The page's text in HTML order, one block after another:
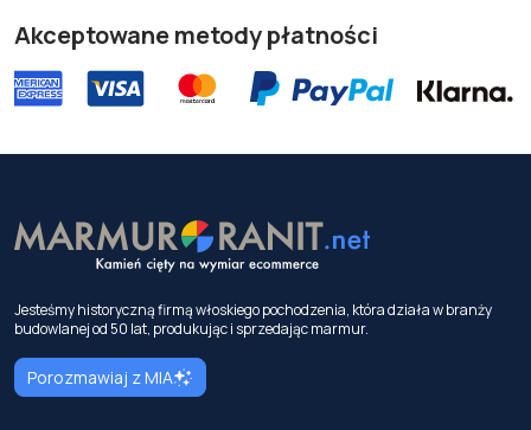
Akceptowane metody płatności
Jesteśmy historyczną firmą włoskiego pochodzenia, która działa w branży
budowlanej od 50 lat, produkując i sprzedając marmur.
Porozmawiaj z MIA